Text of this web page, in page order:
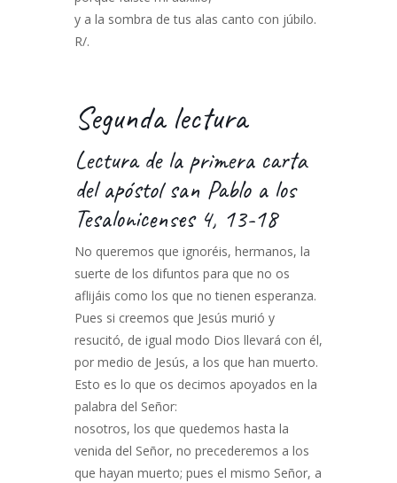
y a la sombra de tus alas canto con júbilo.
R/.
Segunda lectura
Lectura de la primera carta
del apóstol san Pablo a los
Tesalonicenses 4, 13-18
No queremos que ignoréis, hermanos, la
suerte de los difuntos para que no os
aflijáis como los que no tienen esperanza.
Pues si creemos que Jesús murió y
resucitó, de igual modo Dios llevará con él,
por medio de Jesús, a los que han muerto.
Esto es lo que os decimos apoyados en la
palabra del Señor:
nosotros, los que quedemos hasta la
venida del Señor, no precederemos a los
que hayan muerto; pues el mismo Señor, a